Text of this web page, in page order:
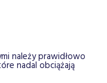
należy prawidłowo
nadal obciążają